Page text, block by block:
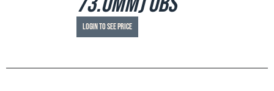
Login to see price